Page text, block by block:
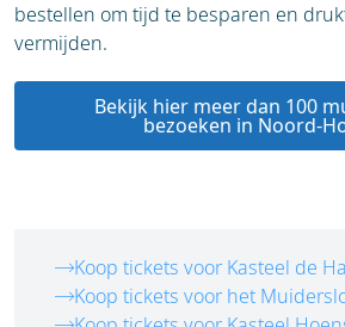
bestellen om tijd te besparen en
vermijden.
Bekijk hier meer dan 100
bezoeken in Noord-
Koop tickets voor Kasteel de
Koop tickets voor het